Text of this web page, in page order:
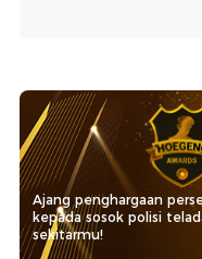
Ajang penghargaan
kepada sosok polisi
sekitarmu!